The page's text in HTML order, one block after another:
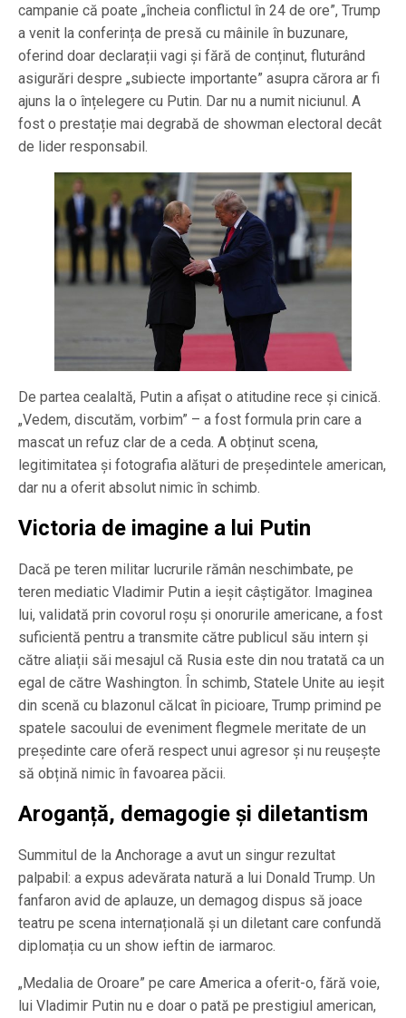
campanie că poate „încheia conflictul în 24 de ore”, Trump
a venit la conferința de presă cu mâinile în buzunare,
oferind doar declarații vagi și fără de conținut, fluturând
asigurări despre „subiecte importante” asupra cărora ar fi
ajuns la o înțelegere cu Putin. Dar nu a numit niciunul. A
fost o prestație mai degrabă de showman electoral decât
de lider responsabil.
De partea cealaltă, Putin a afișat o atitudine rece și cinică.
„Vedem, discutăm, vorbim” – a fost formula prin care a
mascat un refuz clar de a ceda. A obținut scena,
legitimitatea și fotografia alături de președintele american,
dar nu a oferit absolut nimic în schimb.
Victoria de imagine a lui Putin
Dacă pe teren militar lucrurile rămân neschimbate, pe
teren mediatic Vladimir Putin a ieșit câștigător. Imaginea
lui, validată prin covorul roșu și onorurile americane, a fost
suficientă pentru a transmite către publicul său intern și
către aliații săi mesajul că Rusia este din nou tratată ca un
egal de către Washington. În schimb, Statele Unite au ieșit
din scenă cu blazonul călcat în picioare, Trump primind pe
spatele sacoului de eveniment flegmele meritate de un
președinte care oferă respect unui agresor și nu reușește
să obțină nimic în favoarea păcii.
Aroganță, demagogie și diletantism
Summitul de la Anchorage a avut un singur rezultat
palpabil: a expus adevărata natură a lui Donald Trump. Un
fanfaron avid de aplauze, un demagog dispus să joace
teatru pe scena internațională și un diletant care confundă
diplomația cu un show ieftin de iarmaroc.
„Medalia de Oroare” pe care America a oferit-o, fără voie,
lui Vladimir Putin nu e doar o pată pe prestigiul american,